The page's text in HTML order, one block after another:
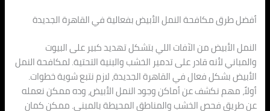
أفضل طرق مكافحة النمل الأبيض بفعالية في القاهرة الجديدة
النمل الأبيض من الآفات اللي بتشكل تهديد كبير على البيوت
والمباني لأنه قادر على تدمير الخشب والبنية التحتية. لمكافحة النمل
الأبيض بشكل فعال في القاهرة الجديدة، لازم نتبع شوية خطوات.
أولاً، مهم نكشف عن أماكن وجود النمل الأبيض، وده ممكن نعمله
عن طريق فحص الخشب والمناطق المحيطة بالمبنى. ممكن كمان